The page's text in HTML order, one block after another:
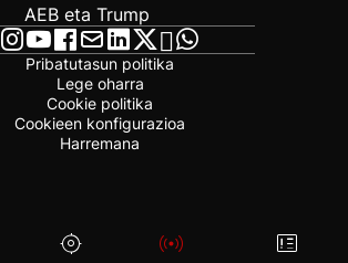
AEB eta Trump
Pribatutasun politika
Lege oharra
Cookie politika
Cookieen konfigurazioa
Harremana